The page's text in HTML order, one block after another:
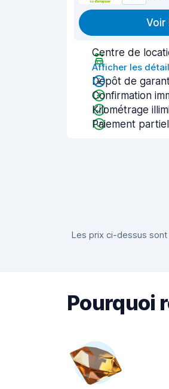
Centre de
Afficher les
Dépôt de
Confirmation
Kilométrage
Paiement partiel
Les prix ci-dessus
Pourquoi